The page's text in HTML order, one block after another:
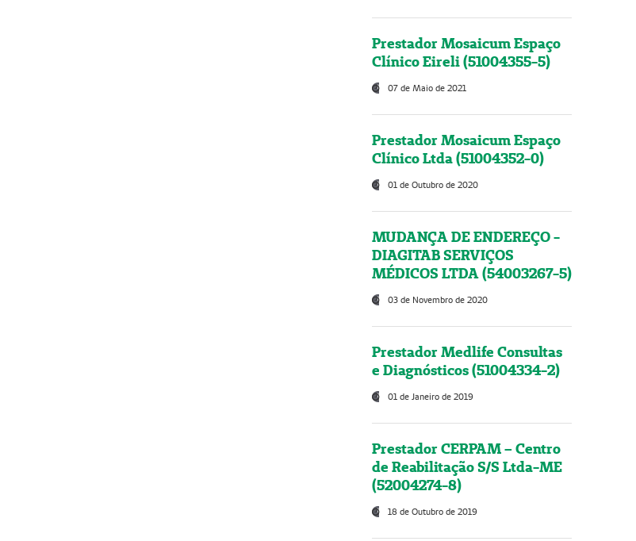
Prestador Mosaicum Espaço
Clínico Eireli (51004355-5)
07 de Maio de 2021
Prestador Mosaicum Espaço
Clínico Ltda (51004352-0)
01 de Outubro de 2020
MUDANÇA DE ENDEREÇO -
DIAGITAB SERVIÇOS
MÉDICOS LTDA (54003267-5)
03 de Novembro de 2020
Prestador Medlife Consultas
e Diagnósticos (51004334-2)
01 de Janeiro de 2019
Prestador CERPAM – Centro
de Reabilitação S/S Ltda-ME
(52004274-8)
18 de Outubro de 2019